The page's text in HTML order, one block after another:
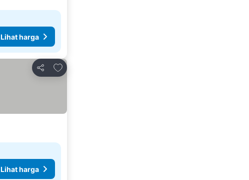
Lihat harga
Bagikan
Tambahkan ke favorit
Lihat harga